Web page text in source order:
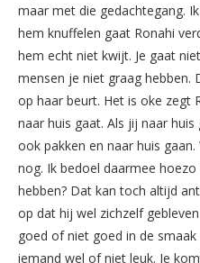
maar met die gedachtegang.
hem knuffelen gaat Ronahi
hem echt niet kwijt. Je gaat
mensen je niet graag hebben.
op haar beurt. Het is oke zegt
naar huis gaat. Als jij naar
ook pakken en naar huis
nog. Ik bedoel daarmee
hebben? Dat kan toch altijd
op dat hij wel zichzelf
goed of niet goed in de
iemand wel of niet leuk. Je